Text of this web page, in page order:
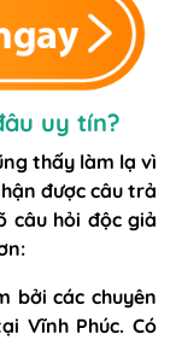
uy tín?
thấy làm lạ vì
được câu trả
câu hỏi độc giả
bởi các chuyên
Vĩnh Phúc. Có